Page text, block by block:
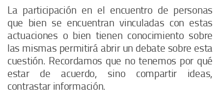
La participación en el encuentro de personas
que bien se encuentran vinculadas con estas
actuaciones o bien tienen conocimiento sobre
las mismas permitirá abrir un debate sobre esta
cuestión. Recordamos que no tenemos por qué
estar de acuerdo, sino compartir ideas,
contrastar información.